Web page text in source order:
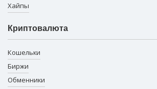
Хайпы
Криптовалюта
Кошельки
Биржи
Обменники